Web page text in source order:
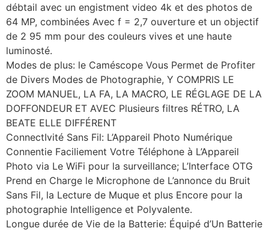
débtail avec un engistment video 4k et des photos de
64 MP, combinées Avec f = 2,7 ouverture et un objectif
de 2 95 mm pour des couleurs vives et une haute
luminosté.
Modes de plus: le Caméscope Vous Permet de Profiter
de Divers Modes de Photographie, Y COMPRIS LE
ZOOM MANUEL, LA FA, LA MACRO, LE RÉGLAGE DE LA
DOFFONDEUR ET AVEC Plusieurs filtres RÉTRO, LA
BEATE ELLE DIFFÉRENT
ConnectIvité Sans Fil: L’Appareil Photo Numérique
Connentie Faciliement Votre Téléphone à L’Appareil
Photo via Le WiFi pour la surveillance; L’Interface OTG
Prend en Charge le Microphone de L’annonce du Bruit
Sans Fil, la Lecture de Muque et plus Encore pour la
photographie Intelligence et Polyvalente.
Longue durée de Vie de la Batterie: Équipé d’Un Batterie